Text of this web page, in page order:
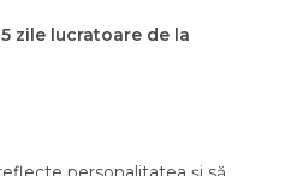
zile lucratoare de la